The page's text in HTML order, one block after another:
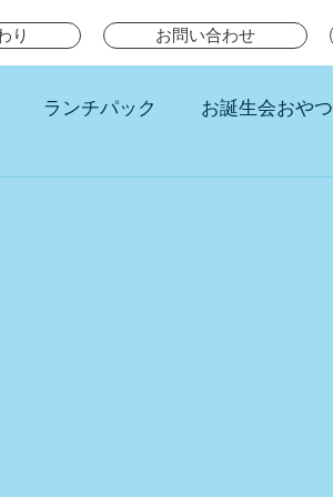
り お問い合わせ
ランチパック お誕生会おやつ